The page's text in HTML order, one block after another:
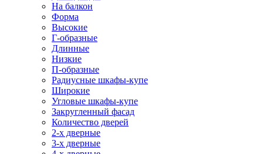
На балкон
Форма
Высокие
Г-образные
Длинные
Низкие
П-образные
Радиусные шкафы-купе
Широкие
Угловые шкафы-купе
Закругленный фасад
Количество дверей
2-х дверные
3-х дверные